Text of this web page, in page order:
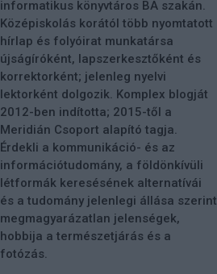
informatikus könyvtáros BA szakán.
Középiskolás korától több nyomtatott
hírlap és folyóirat munkatársa
újságíróként, lapszerkesztőként és
korrektorként; jelenleg nyelvi
lektorként dolgozik. Komplex blogját
2012-ben indította; 2015-től a
Meridián Csoport alapító tagja.
Érdekli a kommunikáció- és az
információtudomány, a földönkívüli
létformák keresésének alternatívái
és a tudomány jelenlegi állása szerint
megmagyarázatlan jelenségek,
hobbija a természetjárás és a
fotózás.